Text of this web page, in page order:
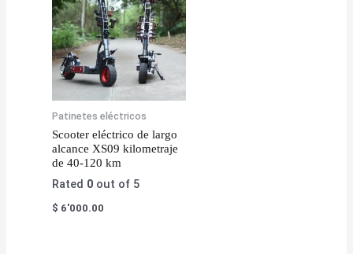
Patinetes eléctricos
Scooter eléctrico de largo
alcance XS09 kilometraje
de 40-120 km
Rated 0 out of 5
$ 6'000.00